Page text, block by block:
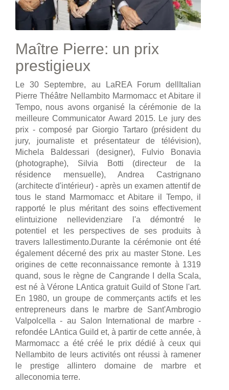
Maître Pierre: un prix
prestigieux
Le 30 Septembre, au LaREA Forum dellItalian
Pierre Théâtre Nellambito Marmomacc et Abitare il
Tempo, nous avons organisé la cérémonie de la
meilleure Communicator Award 2015. Le jury des
prix - composé par Giorgio Tartaro (président du
jury, journaliste et présentateur de télévision),
Michela Baldessari (designer), Fulvio Bonavia
(photographe), Silvia Botti (directeur de la
résidence mensuelle), Andrea Castrignano
(architecte d'intérieur) - après un examen attentif de
tous le stand Marmomacc et Abitare il Tempo, il
rapporté le plus méritant des soins effectivement
elintuizione nellevidenziare l'a démontré le
potentiel et les perspectives de ses produits à
travers lallestimento.Durante la cérémonie ont été
également décerné des prix au master Stone. Les
origines de cette reconnaissance remonte à 1319
quand, sous le règne de Cangrande I della Scala,
est né à Vérone LAntica gratuit Guild of Stone l'art.
En 1980, un groupe de commerçants actifs et les
entrepreneurs dans le marbre de Sant'Ambrogio
Valpolcella - au Salon International de marbre -
refondée LAntica Guild et, à partir de cette année, à
Marmomacc a été créé le prix dédié à ceux qui
Nellambito de leurs activités ont réussi à ramener
le prestige allintero domaine de marbre et
alleconomia terre.